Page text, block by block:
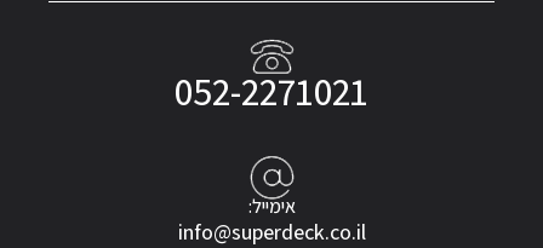
052-2271021
אימייל:
info@superdeck.co.il